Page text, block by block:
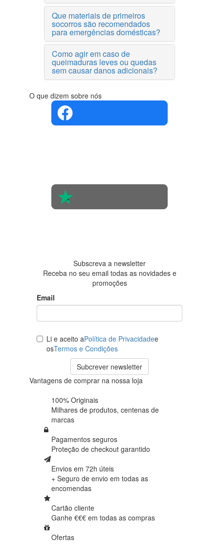
Que materiais de primeiros
socorros são recomendados
para emergências domésticas?
Como agir em caso de
queimaduras leves ou quedas
sem causar danos adicionais?
O que dizem sobre nós
Subscreva a newsletter
Receba no seu email todas as novidades e
promoções
Email
Li e aceito aPolítica de Privacidadee
osTermos e Condições
Subcrever newsletter
Vantagens de comprar na nossa loja
100% Originais
Milhares de produtos, centenas de
marcas
Pagamentos seguros
Proteção de checkout garantido
Envios em 72h úteis
+ Seguro de envio em todas as
encomendas
Cartão cliente
Ganhe €€€ em todas as compras
Ofertas